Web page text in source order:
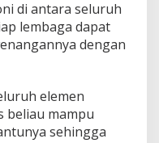
di antara seluruh
lembaga dapat
dengan
elemen
beliau mampu
sehingga